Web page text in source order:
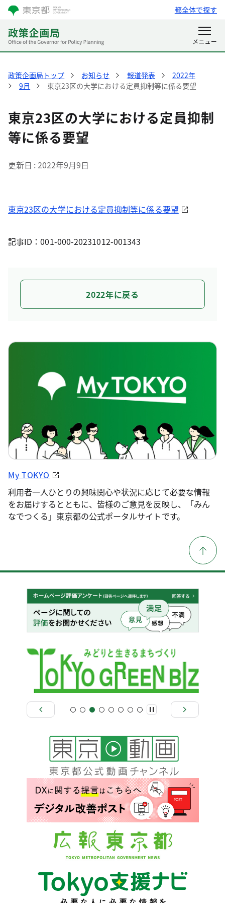
都全体で探す
政策企画局トップ お知らせ 報道発表
2022年
9月
東京23区の大学における定員抑制等に係る要望
東京23区の大学における定員抑制
等に係る要望
更新日 2022年9月9日
東京23区の大学における定員抑制等に係る要望
記事ID：001-000-20231012-001343
2022年に戻る
My TOKYO
利用者一人ひとりの興味関心や状況に応じて必要な情報
をお届けするとともに、皆様のご意見を反映し、「みん
なでつくる」東京都の公式ポータルサイトです。